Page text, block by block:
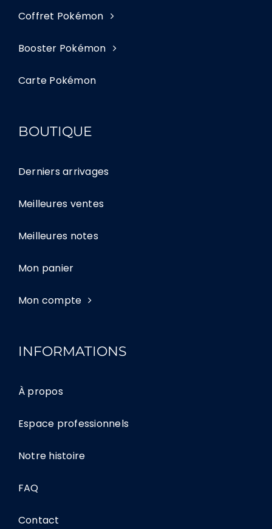
Coffret Pokémon
Booster Pokémon
Carte Pokémon
BOUTIQUE
Derniers arrivages
Meilleures ventes
Meilleures notes
Mon panier
Mon compte
INFORMATIONS
À propos
Espace professionnels
Notre histoire
FAQ
Contact